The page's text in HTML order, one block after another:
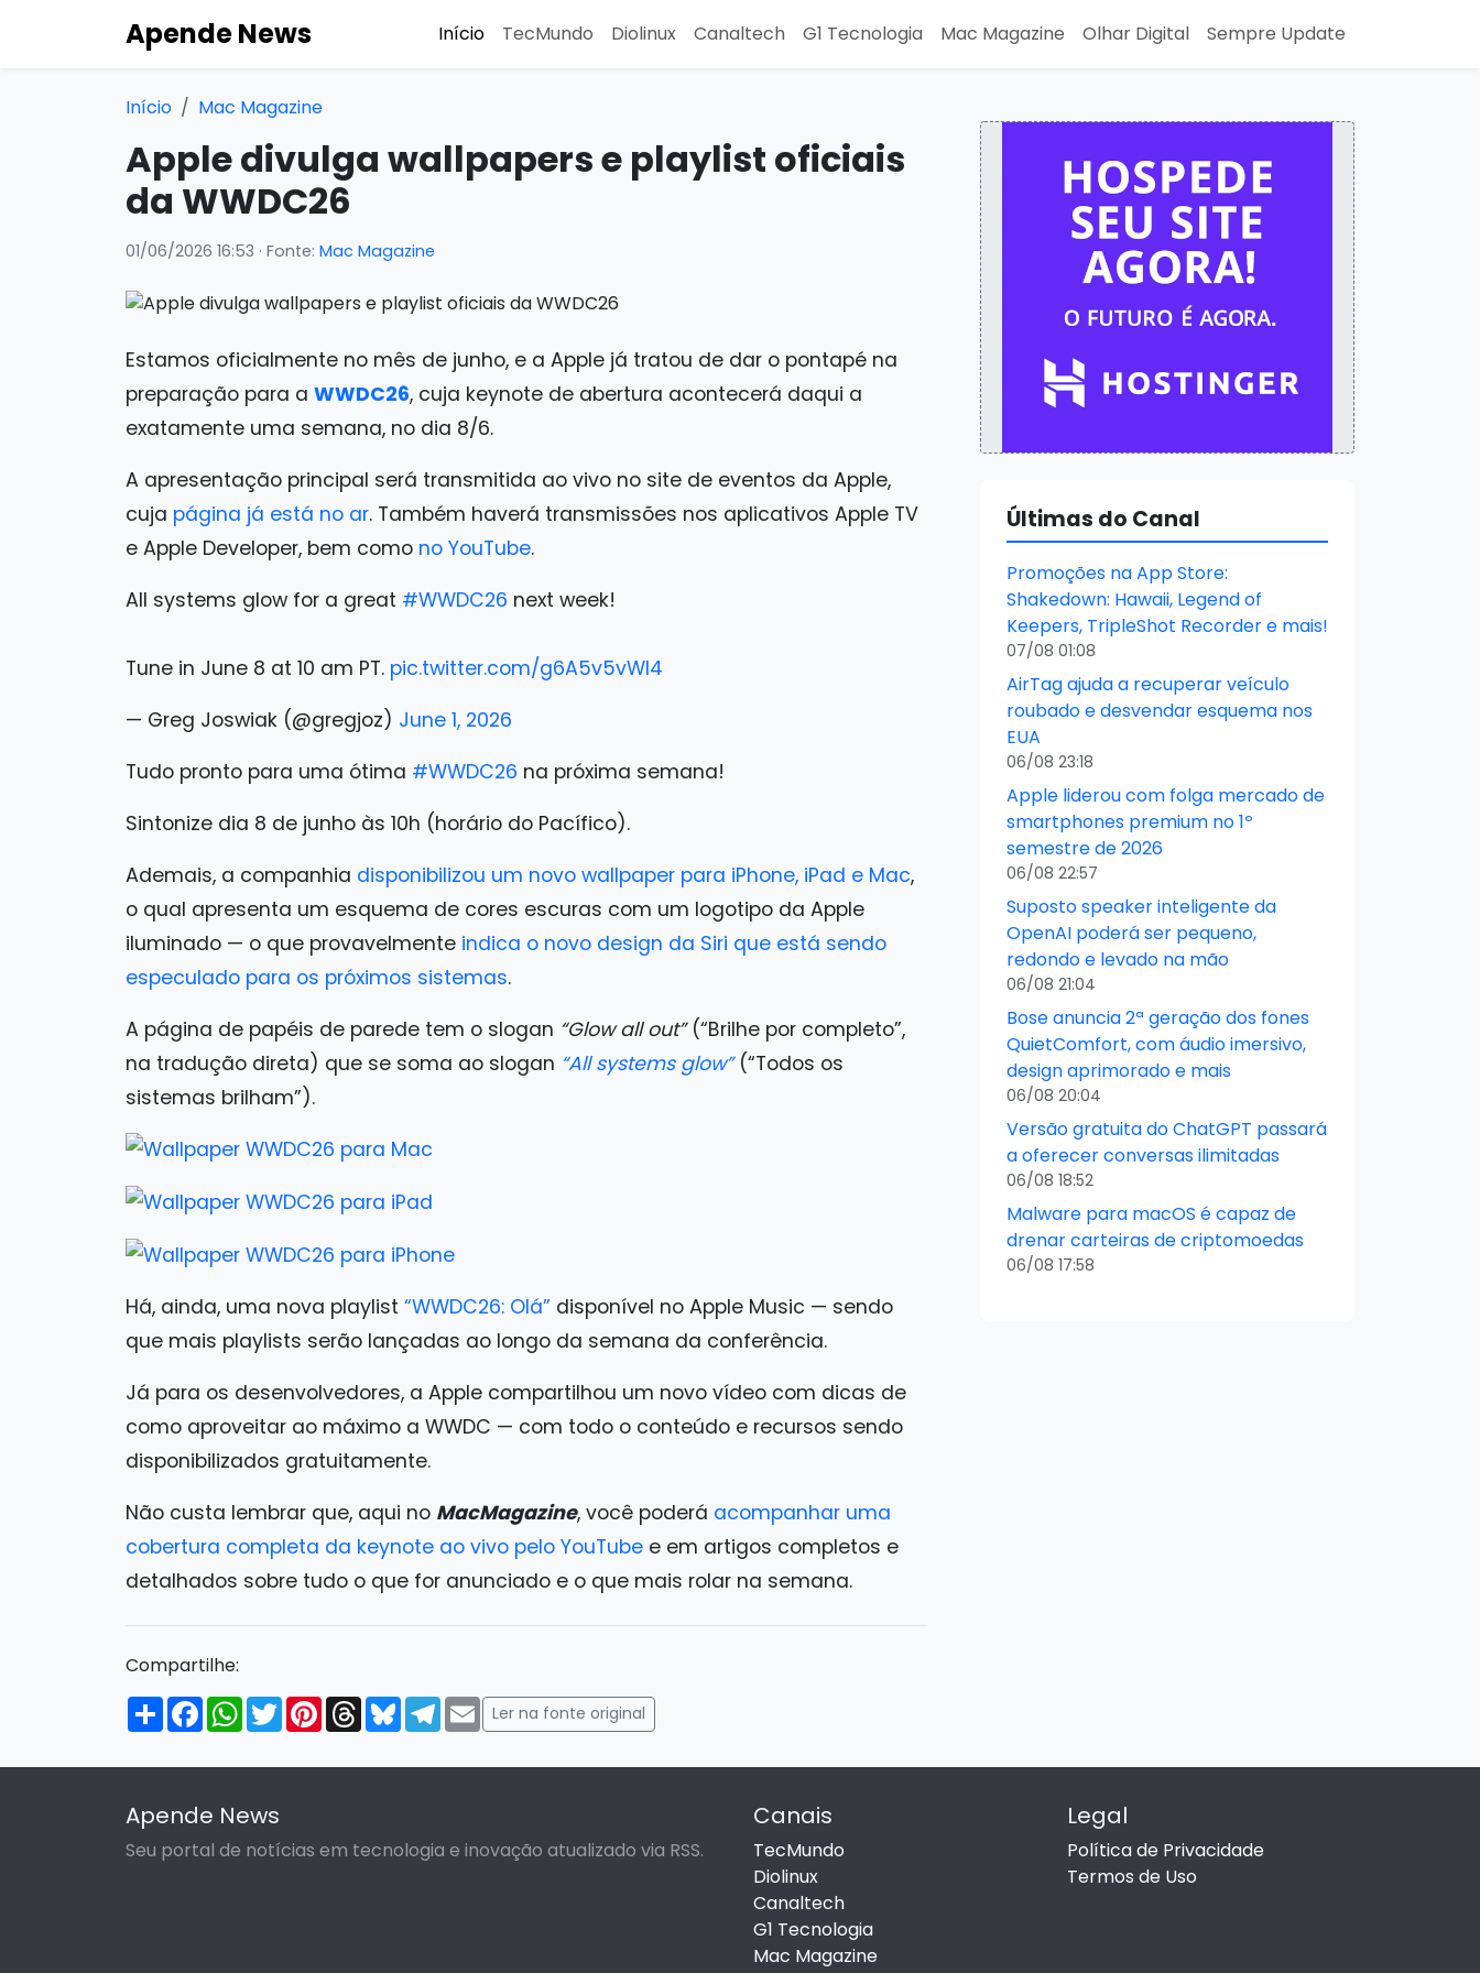
Apende News Início TecMundo Diolinux Canaltech G1 Tecnologia Mac Magazine Olhar Digital Sempre Update
Início Mac Magazine
Apple divulga wallpapers e playlist oficiais
da WWDC26
01/06/2026 16:53 · Fonte: Mac Magazine
Estamos oficialmente no mês de junho, e a Apple já tratou de dar o pontapé na
preparação para a WWDC26, cuja keynote de abertura acontecerá daqui a
exatamente uma semana, no dia 8/6.
A apresentação principal será transmitida ao vivo no site de eventos da Apple,
cuja página já está no ar. Também haverá transmissões nos aplicativos Apple TV
e Apple Developer, bem como no YouTube.
All systems glow for a great #WWDC26 next week!
Tune in June 8 at 10 am PT. pic.twitter.com/g6A5v5vWI4
— Greg Joswiak (@gregjoz) June 1, 2026
Tudo pronto para uma ótima #WWDC26 na próxima semana!
Sintonize dia 8 de junho às 10h (horário do Pacífico).
Ademais, a companhia disponibilizou um novo wallpaper para iPhone, iPad e Mac,
o qual apresenta um esquema de cores escuras com um logotipo da Apple
iluminado — o que provavelmente indica o novo design da Siri que está sendo
especulado para os próximos sistemas.
A página de papéis de parede tem o slogan “Glow all out”(“Brilhe por completo”,
na tradução direta) que se soma ao slogan “All systems glow”(“Todos os
sistemas brilham”).
Há, ainda, uma nova playlist “WWDC26: Olá” disponível no Apple Music — sendo
que mais playlists serão lançadas ao longo da semana da conferência.
Já para os desenvolvedores, a Apple compartilhou um novo vídeo com dicas de
como aproveitar ao máximo a WWDC — com todo o conteúdo e recursos sendo
disponibilizados gratuitamente.
Não custa lembrar que, aqui no MacMagazine, você poderá acompanhar uma
cobertura completa da keynote ao vivo pelo YouTube e em artigos completos e
detalhados sobre tudo o que for anunciado e o que mais rolar na semana.
Compartilhe:
Compartilhar
FacebookWhatsApp
TwitterPinterestThreadsBlueskyTelegram
Email
Ler na fonte original
Últimas do Canal
Promoções na App Store:
Shakedown: Hawaii, Legend of
Keepers, TripleShot Recorder e mais!
07/08 01:08
AirTag ajuda a recuperar veículo
roubado e desvendar esquema nos
EUA
06/08 23:18
Apple liderou com folga mercado de
smartphones premium no 1º
semestre de 2026
06/08 22:57
Suposto speaker inteligente da
OpenAI poderá ser pequeno,
redondo e levado na mão
06/08 21:04
Bose anuncia 2ª geração dos fones
QuietComfort, com áudio imersivo,
design aprimorado e mais
06/08 20:04
Versão gratuita do ChatGPT passará
a oferecer conversas ilimitadas
06/08 18:52
Malware para macOS é capaz de
drenar carteiras de criptomoedas
06/08 17:58
Apende News
Seu portal de notícias em tecnologia e inovação atualizado via RSS.
Canais
TecMundo
Diolinux
Canaltech
G1 Tecnologia
Mac Magazine
Legal
Política de Privacidade
Termos de Uso